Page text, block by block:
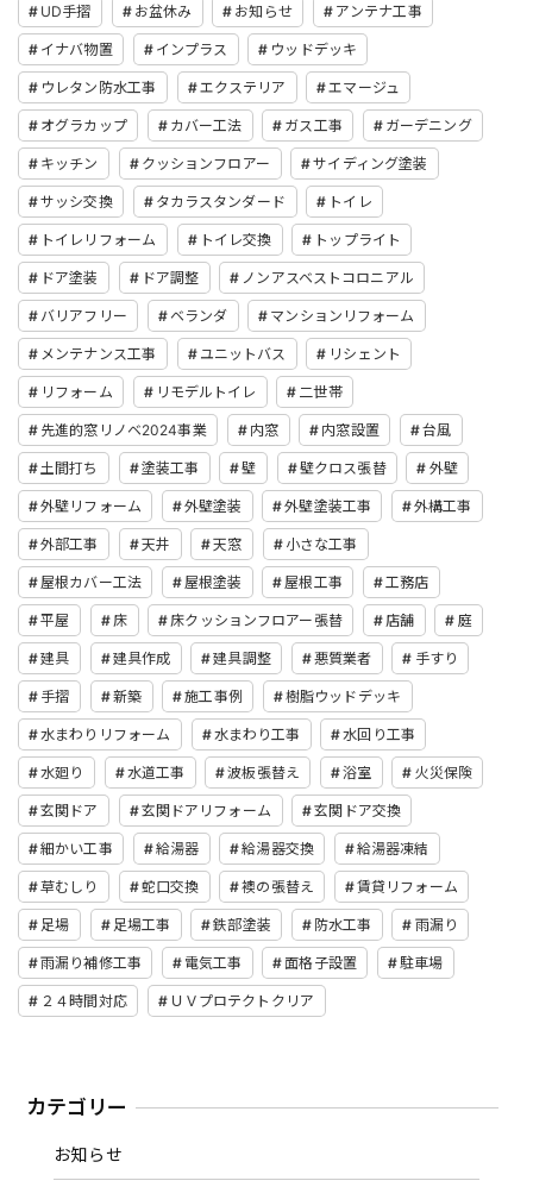
UD手摺 お盆休み お知らせ アンテナ工事
イナバ物置 インプラス ウッドデッキ
ウレタン防水工事 エクステリア エマージュ
オグラカップ カバー工法 ガス工事 ガーデニング
キッチン クッションフロアー サイディング塗装
サッシ交換 タカラスタンダード トイレ
トイレリフォーム トイレ交換 トップライト
ドア塗装 ドア調整 ノンアスベストコロニアル
バリアフリー ベランダ マンションリフォーム
メンテナンス工事 ユニットバス リシェント
リフォーム リモデルトイレ 二世帯
先進的窓リノベ2024事業 内窓 内窓設置 台風
土間打ち 塗装工事 壁 壁クロス張替 外壁
外壁リフォーム 外壁塗装 外壁塗装工事 外構工事
外部工事 天井 天窓 小さな工事
屋根カバー工法 屋根塗装 屋根工事 工務店
平屋 床 床クッションフロアー張替 店舗 庭
建具 建具作成 建具調整 悪質業者 手すり
手摺 新築 施工事例 樹脂ウッドデッキ
水まわりリフォーム 水まわり工事 水回り工事
水廻り 水道工事 波板張替え 浴室 火災保険
玄関ドア 玄関ドアリフォーム 玄関ドア交換
細かい工事 給湯器 給湯器交換 給湯器凍結
草むしり 蛇口交換 襖の張替え 賃貸リフォーム
足場 足場工事 鉄部塗装 防水工事 雨漏り
雨漏り補修工事 電気工事 面格子設置 駐車場
２４時間対応 ＵＶプロテクトクリア
カテゴリー
お知らせ